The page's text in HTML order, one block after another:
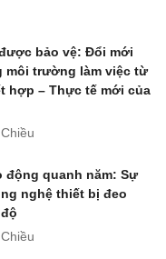
bảo vệ: Đổi mới
môi trường làm việc từ
hợp – Thực tế mới của
động quanh năm: Sự
nghệ thiết bị đeo